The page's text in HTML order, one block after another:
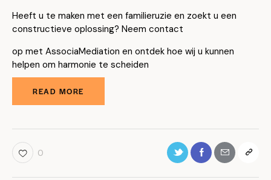
Heeft u te maken met een familieruzie en zoekt u een
constructieve oplossing? Neem contact
op met AssociaMediation en ontdek hoe wij u kunnen
helpen om harmonie te scheiden
READ MORE
0